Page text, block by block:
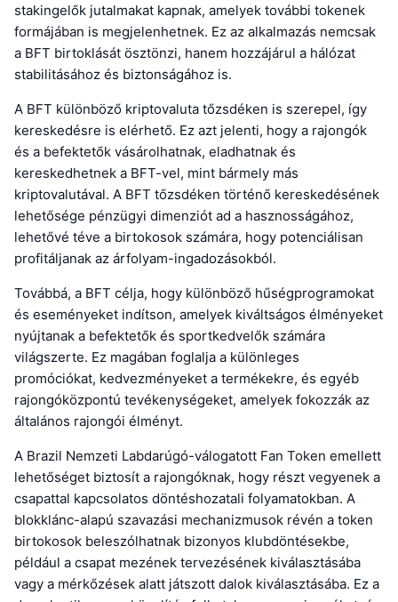
stakingelők jutalmakat kapnak, amelyek további tokenek
formájában is megjelenhetnek. Ez az alkalmazás nemcsak
a BFT birtoklását ösztönzi, hanem hozzájárul a hálózat
stabilitásához és biztonságához is.
A BFT különböző kriptovaluta tőzsdéken is szerepel, így
kereskedésre is elérhető. Ez azt jelenti, hogy a rajongók
és a befektetők vásárolhatnak, eladhatnak és
kereskedhetnek a BFT-vel, mint bármely más
kriptovalutával. A BFT tőzsdéken történő kereskedésének
lehetősége pénzügyi dimenziót ad a hasznosságához,
lehetővé téve a birtokosok számára, hogy potenciálisan
profitáljanak az árfolyam-ingadozásokból.
Továbbá, a BFT célja, hogy különböző hűségprogramokat
és eseményeket indítson, amelyek kiváltságos élményeket
nyújtanak a befektetők és sportkedvelők számára
világszerte. Ez magában foglalja a különleges
promóciókat, kedvezményeket a termékekre, és egyéb
rajongóközpontú tevékenységeket, amelyek fokozzák az
általános rajongói élményt.
A Brazil Nemzeti Labdarúgó-válogatott Fan Token emellett
lehetőséget biztosít a rajongóknak, hogy részt vegyenek a
csapattal kapcsolatos döntéshozatali folyamatokban. A
blokklánc-alapú szavazási mechanizmusok révén a token
birtokosok beleszólhatnak bizonyos klubdöntésekbe,
például a csapat mezének tervezésének kiválasztásába
vagy a mérkőzések alatt játszott dalok kiválasztásába. Ez a